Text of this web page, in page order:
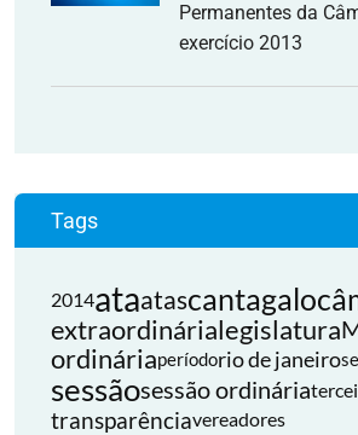
Permanentes da
exercício 2013
Tags
2014ataatascantagalo
extraordinárialegislatura
ordináriaperíodorio de janeiro
sessãosessão ordinária
transparênciavereadores